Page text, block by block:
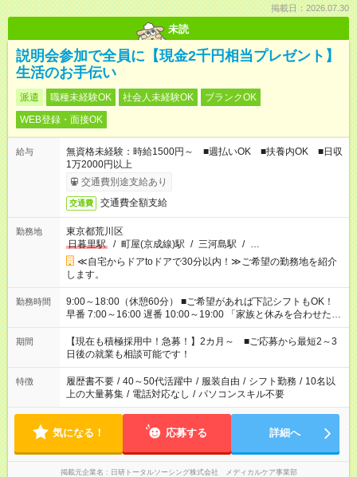
掲載日：2026.07.30
未読
説明会参加で全員に【現金2千円相当プレゼント】
生活のお手伝い
派遣 職種未経験OK 社会人未経験OK
ブランクOK
WEB登録・面接OK
給与
無資格未経験：時給1500円～ ■週払いOK ■扶養内OK ■日収
1万2000円以上
交通費別途支給あり
交通費 交通費全額支給
勤務地
東京都荒川区
日暮里駅
/ 町屋(京成線)駅 / 三河島駅 / …
≪自宅からドアtoドアで30分以内！≫ご希望の勤務地を紹介
します。
勤務時間
9:00～18:00（休憩60分） ■ご希望があれば下記シフトもOK！
早番 7:00～16:00 遅番 10:00～19:00 「家族と休みを合わせた
い」 「余裕を持って夕飯の準備がしたい」 「できれば残業はし
たくない」 など、ご希望を教えてくださいね。 ※Wワーク希望
の方へ 今ご覧のお仕事で希望する勤務時間と、もう1つのお仕事
の勤務時間。 合計で週40時間を超える場合は応募できません。
期間
【現在も積極採用中！急募！】2カ月～ ■ご応募から最短2～3
日後の就業も相談可能です！
特徴 履歴書不要 / 40～50代活躍中 / 服装自由 / シフト勤務 / 10名以
上の大量募集 / 電話対応なし / パソコンスキル不要
気になる！ 応募する 詳細へ
掲載元企業名 日研トータルソーシング株式会社 メディカルケア事業部